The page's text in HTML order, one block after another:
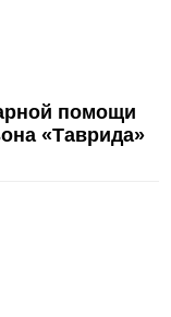
помощи
«Таврида»